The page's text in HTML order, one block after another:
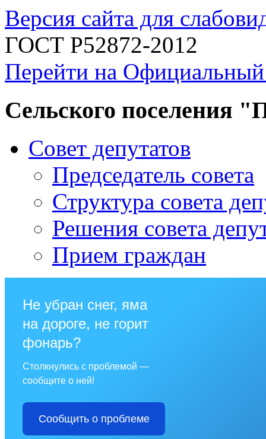
Версия сайта для
ГОСТ Р52872-2012
Перейти на
Сельского поселения
Совет депутатов
Председатель совета
Структура совета
Решения совета
Прием граждан
Не убран снег, яма
на дороге, не горит
фонарь?
Столкнулись с проблемой —
сообщите о ней!
Сообщить о проблеме